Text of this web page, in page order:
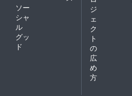
ソー
シャ
ル
グッ
ド
ジ
ェ
ク
ト
の
広
め
方